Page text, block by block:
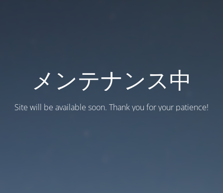
メンテナンス中
Site will be available soon. Thank you for your patience!